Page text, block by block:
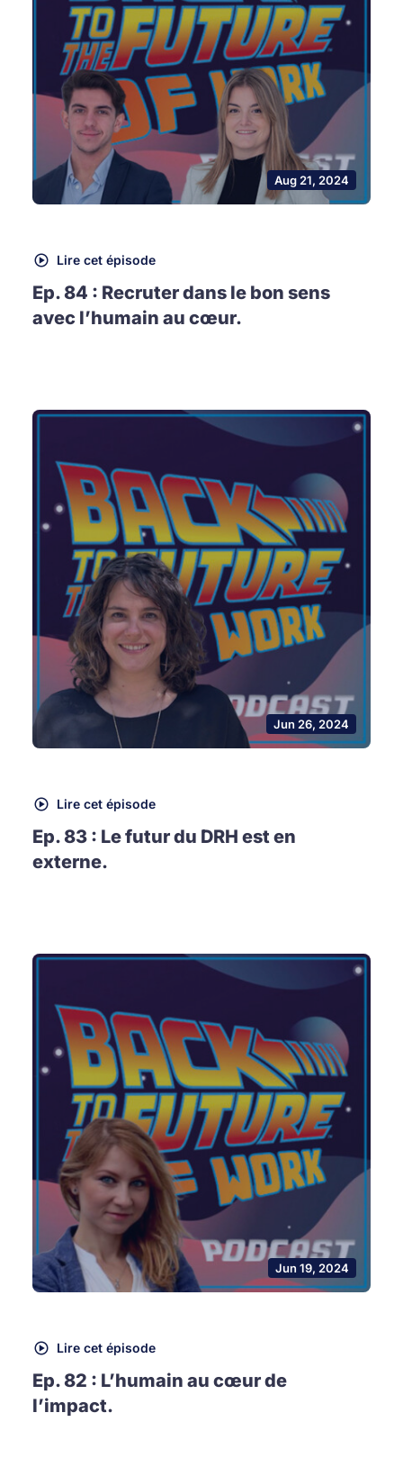
Aug 21, 2024
Lire cet épisode
Ep. 84 : Recruter dans le bon sens
avec l’humain au cœur.
Jun 26, 2024
Lire cet épisode
Ep. 83 : Le futur du DRH est en
externe.
Jun 19, 2024
Lire cet épisode
Ep. 82 : L’humain au cœur de
l’impact.